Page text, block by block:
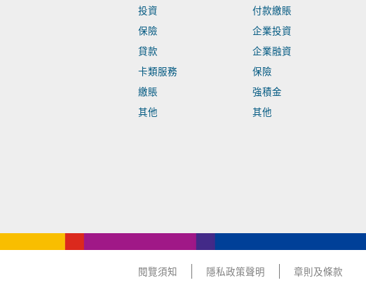
投資
保險
貸款
卡類服務
繳賬
其他
付款繳賬
企業投資
企業融資
保險
強積金
其他
閱覽須知 隱私政策聲明 章則及條款